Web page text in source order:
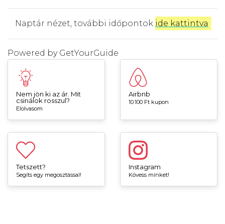
Naptár nézet, további időpontok ide kattintva
Powered by GetYourGuide
Nem jön ki az ár. Mit
csinálok rosszul?
Elolvasom
Airbnb
10.100 Ft kupon
Tetszett?
Segíts egy megosztással!
Instagram
Kövess minket!